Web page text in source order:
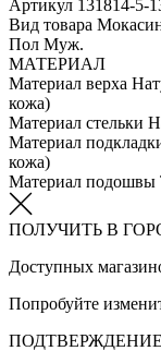
Артикул 131814-5-
Вид товара
Пол Муж.
МАТЕРИАЛ
Материал верха
кожа)
Материал стельки
Материал
кожа)
Материал подошвы
ПОЛУЧИТЬ В
Доступных
Попробуйте